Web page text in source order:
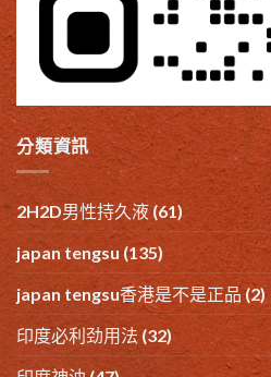
分類資訊
2H2D男性持久液 (61)
japan tengsu (135)
japan tengsu香港是不是正品 (2)
印度必利劲用法 (32)